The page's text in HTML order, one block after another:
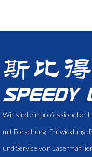
Wir sind ein professioneller
mit Forschung, Entwicklung,
und Service von